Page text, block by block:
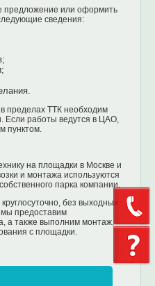
предложение или оформить
сведения:
пределах ТТК необходим
Если работы ведутся в ЦАО,
пунктом.
на площадки в Москве и
и монтажа используются
парка компании.
без выходных
мы предоставим
а также выполним монтаж,
с площадки.